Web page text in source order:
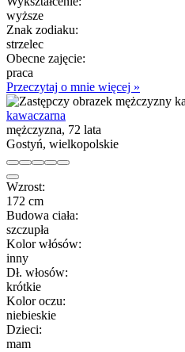
wyższe
Znak zodiaku:
strzelec
Obecne zajęcie:
praca
Przeczytaj o mnie więcej »
kawaczarna
mężczyzna, 72 lata
Gostyń, wielkopolskie
Wzrost:
172 cm
Budowa ciała:
szczupła
Kolor włósów:
inny
Dł. włosów:
krótkie
Kolor oczu:
niebieskie
Dzieci:
mam